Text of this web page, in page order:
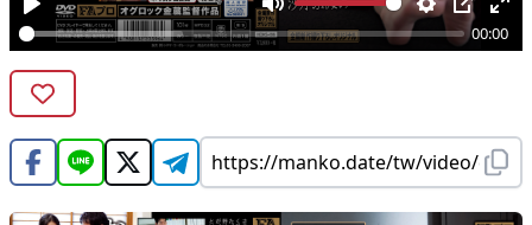
Play 00:00
Mute Settings
PIP